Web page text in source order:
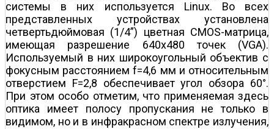
системы в них используется Linux. Во всех
представленных устройствах установлена
четвертьдюймовая (1/4”) цветная CMOS-матрица,
имеющая разрешение 640x480 точек (VGA).
Используемый в них широкоугольный объектив с
фокусным расстоянием f=4,6 мм и относительным
отверстием F=2,8 обеспечивает угол обзора 60°.
При этом особо отметим, что применяемая здесь
оптика имеет полосу пропускания не только в
видимом, но и в инфракрасном спектре излучения,